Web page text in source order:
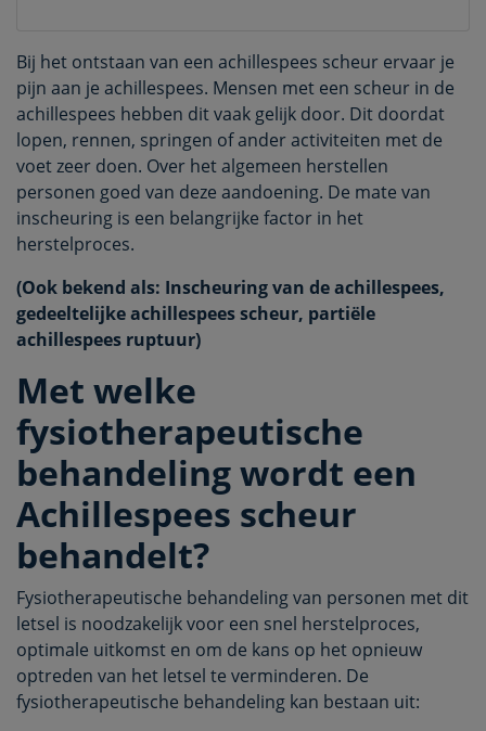
Bij het ontstaan van een achillespees scheur ervaar je
pijn aan je achillespees. Mensen met een scheur in de
achillespees hebben dit vaak gelijk door. Dit doordat
lopen, rennen, springen of ander activiteiten met de
voet zeer doen. Over het algemeen herstellen
personen goed van deze aandoening. De mate van
inscheuring is een belangrijke factor in het
herstelproces.
(Ook bekend als: Inscheuring van de achillespees,
gedeeltelijke achillespees scheur, partiële
achillespees ruptuur)
Met welke
fysiotherapeutische
behandeling wordt een
Achillespees scheur
behandelt?
Fysiotherapeutische behandeling van personen met dit
letsel is noodzakelijk voor een snel herstelproces,
optimale uitkomst en om de kans op het opnieuw
optreden van het letsel te verminderen. De
fysiotherapeutische behandeling kan bestaan uit: